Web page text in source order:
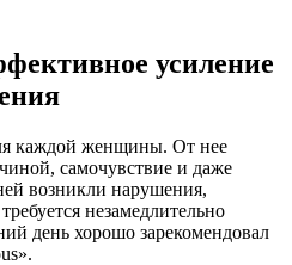
усиление
каждой женщины. От нее
самочувствие и даже
возникли нарушения,
незамедлительно
день хорошо зарекомендовал